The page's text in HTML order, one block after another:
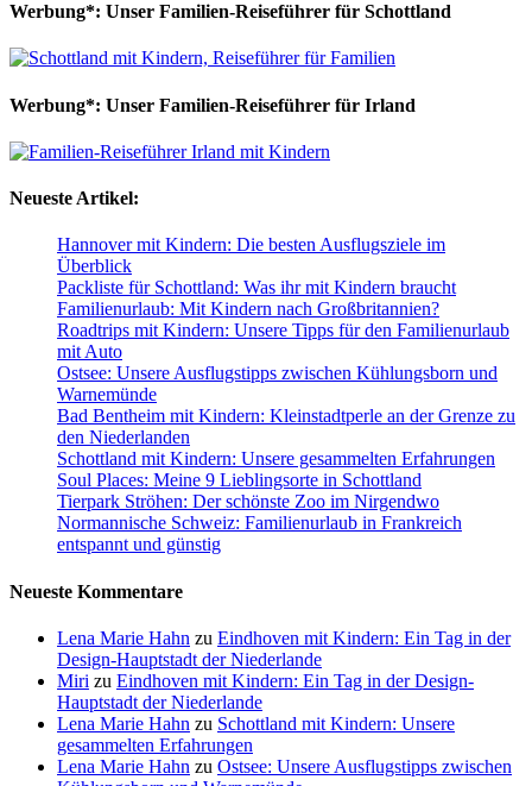
Werbung*: Unser Familien-Reiseführer für Schottland
Werbung*: Unser Familien-Reiseführer für Irland
Neueste Artikel:
Hannover mit Kindern: Die besten Ausflugsziele im
Überblick
Packliste für Schottland: Was ihr mit Kindern braucht
Familienurlaub: Mit Kindern nach Großbritannien?
Roadtrips mit Kindern: Unsere Tipps für den Familienurlaub
mit Auto
Ostsee: Unsere Ausflugstipps zwischen Kühlungsborn und
Warnemünde
Bad Bentheim mit Kindern: Kleinstadtperle an der Grenze zu
den Niederlanden
Schottland mit Kindern: Unsere gesammelten Erfahrungen
Soul Places: Meine 9 Lieblingsorte in Schottland
Tierpark Ströhen: Der schönste Zoo im Nirgendwo
Normannische Schweiz: Familienurlaub in Frankreich
entspannt und günstig
Neueste Kommentare
Lena Marie Hahn zu Eindhoven mit Kindern: Ein Tag in der
Design-Hauptstadt der Niederlande
Miri zu Eindhoven mit Kindern: Ein Tag in der Design-
Hauptstadt der Niederlande
Lena Marie Hahn zu Schottland mit Kindern: Unsere
gesammelten Erfahrungen
Lena Marie Hahn zu Ostsee: Unsere Ausflugstipps zwischen